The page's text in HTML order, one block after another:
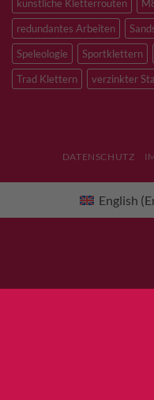
künstliche Kletterrouten
redundantes Arbeiten
Speleologie
Sportklettern
Trad Klettern
verzinkter
DATENSCHUTZ
English (